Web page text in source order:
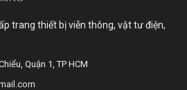
trang thiết bị viễn thông, vật tư điện,
Quận 1, TP HCM